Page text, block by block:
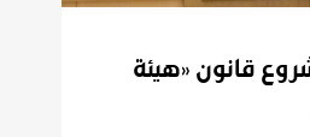
قانون «هيئة